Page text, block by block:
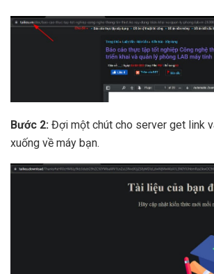
Bước 2: Đợi một chút cho server get link
xuống về máy bạn.